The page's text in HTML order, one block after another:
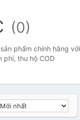
(0)
phẩm chính hãng với
phí, thu hộ COD